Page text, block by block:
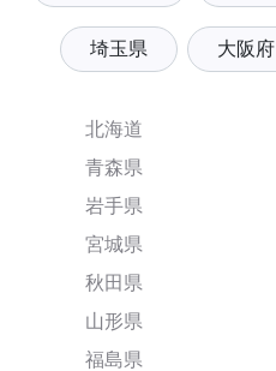
埼玉県 大阪府
北海道
青森県
岩手県
宮城県
秋田県
山形県
福島県